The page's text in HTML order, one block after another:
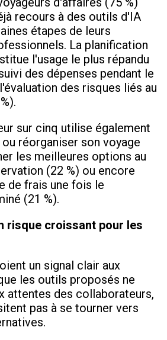
recours à des outils d'IA
étapes de leurs
La planification
l'usage le plus répandu
des dépenses pendant le
des risques liés au
sur cinq utilise également
réorganiser son voyage
les meilleures options au
(22 %) ou encore
de frais une fois le
(21 %).
risque croissant pour les
un signal clair aux
les outils proposés ne
attentes des collaborateurs,
pas à se tourner vers